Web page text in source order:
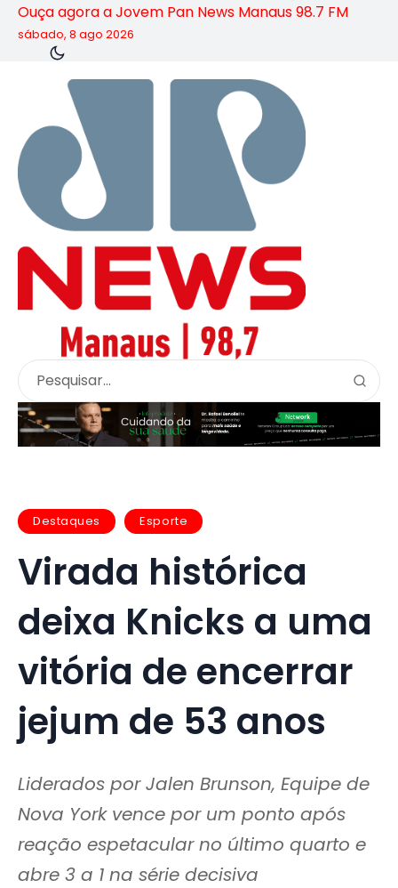
Ouça agora a Jovem Pan News Manaus 98.7 FM
sábado, 8 ago 2026
Destaques Esporte
Virada histórica
deixa Knicks a uma
vitória de encerrar
jejum de 53 anos
Liderados por Jalen Brunson, Equipe de
Nova York vence por um ponto após
reação espetacular no último quarto e
abre 3 a 1 na série decisiva